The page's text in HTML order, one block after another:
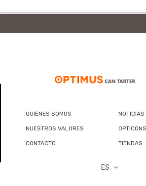
QUIÉNES SOMOS NOTICIAS
NUESTROS VALORES
CONTACTO TIENDAS
ES